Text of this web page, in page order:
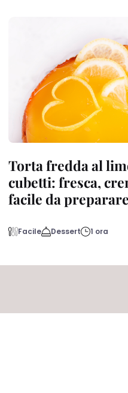
Torta fredda al
cubetti: fresca,
facile da preparare
Facile Dessert 1 ora